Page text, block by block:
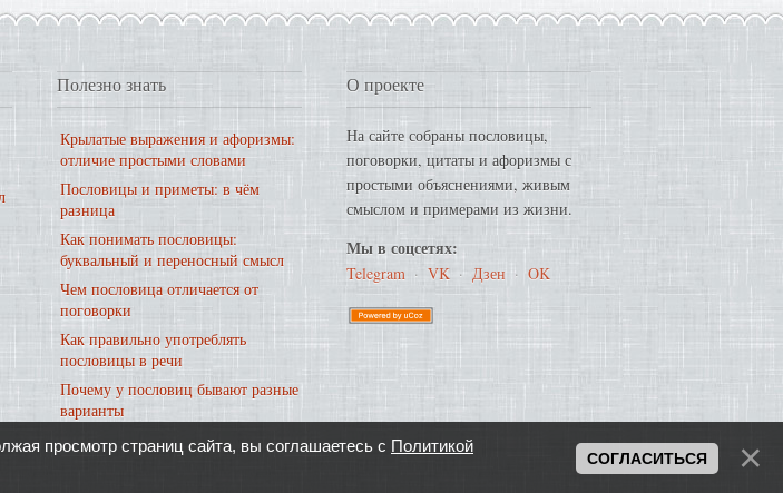
Полезно знать
Крылатые выражения и афоризмы:
отличие простыми словами
Пословицы и приметы: в чём
разница
Как понимать пословицы:
буквальный и переносный смысл
Чем пословица отличается от
поговорки
Как правильно употреблять
пословицы в речи
Почему у пословиц бывают разные
варианты
О проекте
На сайте собраны пословицы,
поговорки, цитаты и афоризмы с
простыми объяснениями, живым
смыслом и примерами из жизни.
Мы в соцсетях:
Telegram · VK · Дзен · OK
просмотр страниц сайта, вы соглашаетесь с Политикой
СОГЛАСИТЬСЯ